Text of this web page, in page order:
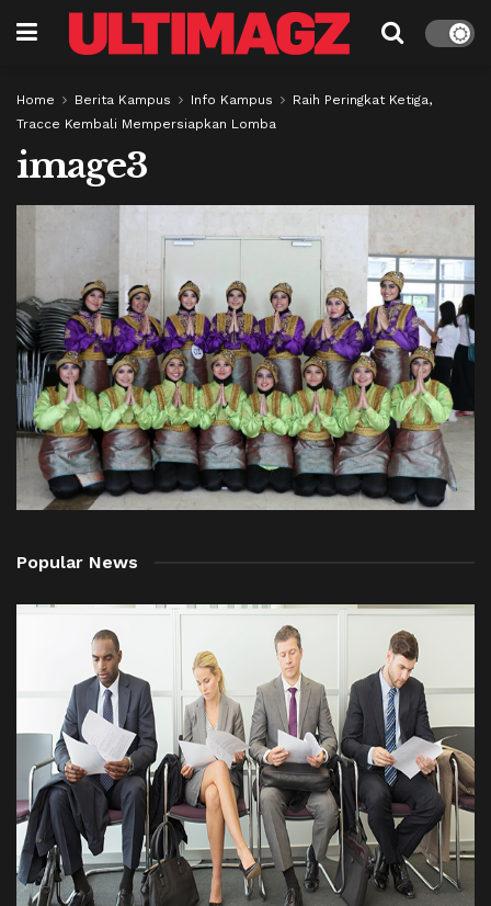
Home Berita Kampus Info Kampus
Raih Peringkat Ketiga,
Tracce Kembali Mempersiapkan Lomba
image3
Popular News